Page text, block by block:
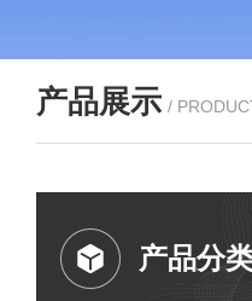
产品展示 /
产品分